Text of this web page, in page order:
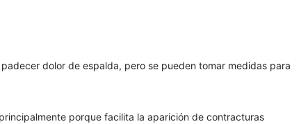
dolor de espalda, pero se pueden tomar medidas para
porque facilita la aparición de contracturas